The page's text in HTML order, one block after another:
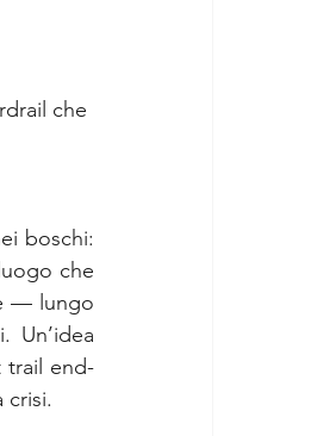
che
boschi:
che
— lungo
Un’idea
trail end-
crisi.